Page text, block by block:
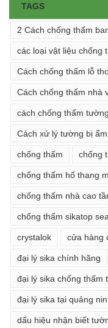
TAGS
2 Cách chống thấm
các loại vật liệu chống
Cách chống thấm lỗ
Cách chống thấm nhà
cách chống thấm
Cách xử lý tường bị
chống thấm chống
chống thấm hố thang
chống thấm nhà cao
chống thấm sikatop
crystalok cửa hàng
đại lý sika chính hãng
đại lý sika chống thấm
đại lý sika tại quảng
dấu hiệu nhận biết